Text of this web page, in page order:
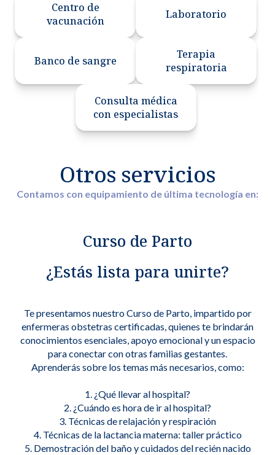
Centro de
vacunación
Laboratorio
Banco de sangre
Terapia
respiratoria
Consulta médica
con especialistas
Otros servicios
Contamos con equipamiento de última tecnología en:
Curso de Parto
¿Estás lista para unirte?
Te presentamos nuestro Curso de Parto, impartido por
enfermeras obstetras certificadas, quienes te brindarán
conocimientos esenciales, apoyo emocional y un espacio
para conectar con otras familias gestantes.
Aprenderás sobre los temas más necesarios, como:
1. ¿Qué llevar al hospital?
2. ¿Cuándo es hora de ir al hospital?
3. Técnicas de relajación y respiración
4. Técnicas de la lactancia materna: taller práctico
5. Demostración del baño y cuidados del recién nacido